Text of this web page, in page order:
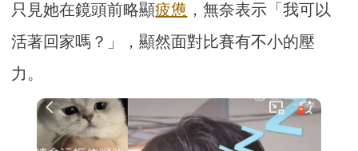
只見她在鏡頭前略顯疲憊 ，無奈表示「我可以
活著回家嗎？」，顯然面對比賽有不小的壓
力。